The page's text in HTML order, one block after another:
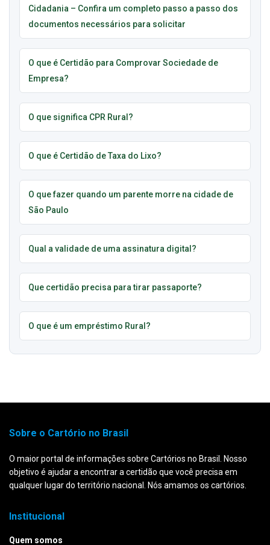
Cidadania – Confira um completo passo a passo dos
documentos necessários para solicitar
O que é Certidão para Comprovar Sociedade de
Empresa?
O que significa CPR Rural?
O que é Certidão de Taxa do Lixo?
O que fazer quando um parente morre na cidade de
São Paulo
Qual a validade de uma assinatura digital?
Que certidão precisa para tirar passaporte?
O que é um empréstimo Rural?
Sobre o Cartório no Brasil
O maior portal de informações sobre Cartórios no Brasil. Nosso
objetivo é ajudar a encontrar a certidão que você precisa em
qualquer lugar do território nacional. Nós amamos os cartórios.
Institucional
Quem somos